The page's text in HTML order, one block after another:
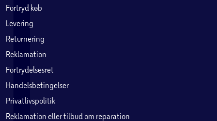
Fortryd køb
Levering
Returnering
Reklamation
Fortrydelsesret
Handelsbetingelser
Privatlivspolitik
Reklamation eller tilbud om reparation